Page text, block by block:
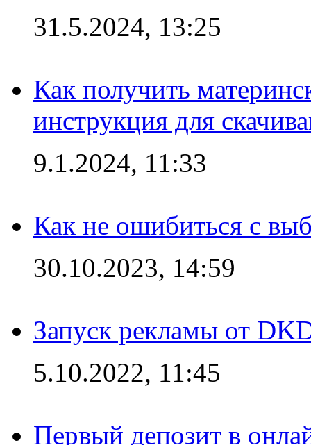
31.5.2024, 13:25
Как получить
инструкция для
9.1.2024, 11:33
Как не ошибиться с
30.10.2023, 14:59
Запуск рекламы от
5.10.2022, 11:45
Первый депозит в